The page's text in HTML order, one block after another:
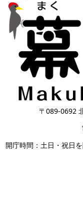
〒089-0692
開庁時間：土日・祝日